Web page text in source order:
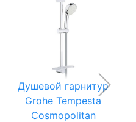
Душевой гарнитур
Grohe Tempesta
Cosmopolitan